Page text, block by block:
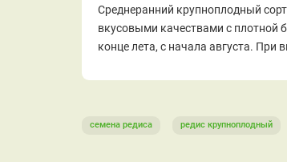
Среднеранний крупноплодный
вкусовыми качествами с плотной
конце лета, с начала августа.
семена редиса редис крупноплодный